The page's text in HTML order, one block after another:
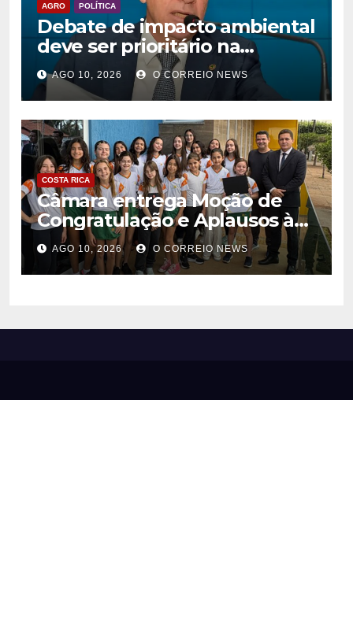
AGRO POLÍTICA
Debate de impacto ambiental
deve ser prioritário na
Assembleia, defende
deputado
AGO 10, 2026 O CORREIO NEWS
COSTA RICA
Câmara entrega Moção de
Congratulação e Aplausos à
equipe feminina de vôlei da
Escola COOPECRI
AGO 10, 2026 O CORREIO NEWS